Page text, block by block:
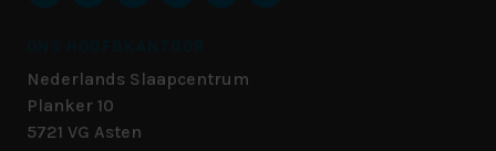
Nederlands Slaapcentrum
Planker 10
5721 VG Asten